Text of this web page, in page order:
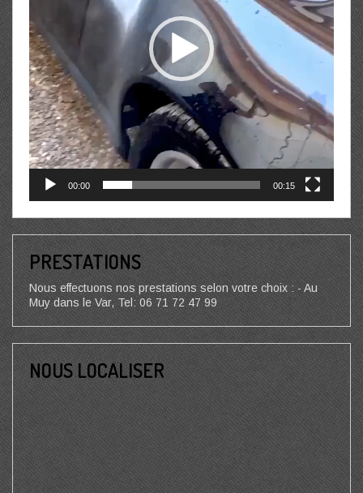
00:00 00:15
PRESTATIONS
Nous effectuons nos prestations selon votre choix : - Au
Muy dans le Var, Tel: 06 71 72 47 99
NOUS LOCALISER